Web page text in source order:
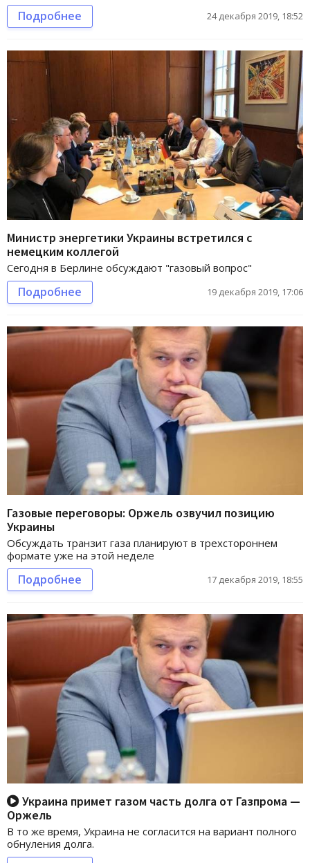
Подробнее 24 декабря 2019, 18:52
Министр энергетики Украины встретился с
немецким коллегой
Сегодня в Берлине обсуждают "газовый вопрос"
Подробнее 19 декабря 2019, 17:06
Газовые переговоры: Оржель озвучил позицию
Украины
Обсуждать транзит газа планируют в трехстороннем
формате уже на этой неделе
Подробнее 17 декабря 2019, 18:55
Украина примет газом часть долга от Газпрома —
Оржель
В то же время, Украина не согласится на вариант полного
обнуления долга.